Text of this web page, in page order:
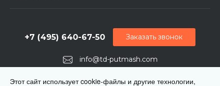
info@td-putmash.com
+7 (495) 640-67-50
г. Москва, 1-й Кирпичный переулок, дом 2
Заказать звонок
Этот сайт использует cookie-файлы и другие технологии,